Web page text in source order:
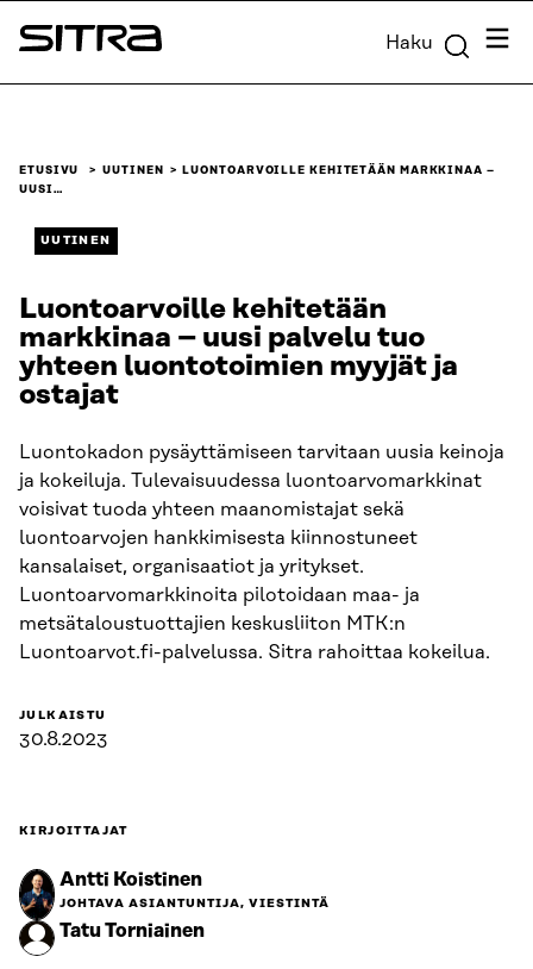
Siirry
suoraan
Sitra Haku
ETUSIVU UUTINEN
LUONTOARVOILLE KEHITETÄÄN MARKKINAA –
UUSI…
UUTINEN
Luontoarvoille kehitetään
markkinaa – uusi palvelu tuo
yhteen luontotoimien myyjät ja
ostajat
Luontokadon pysäyttämiseen tarvitaan uusia keinoja
ja kokeiluja. Tulevaisuudessa luontoarvomarkkinat
voisivat tuoda yhteen maanomistajat sekä
luontoarvojen hankkimisesta kiinnostuneet
kansalaiset, organisaatiot ja yritykset.
Luontoarvomarkkinoita pilotoidaan maa- ja
metsätaloustuottajien keskusliiton MTK:n
Luontoarvot.fi-palvelussa. Sitra rahoittaa kokeilua.
JULKAISTU
30.8.2023
KIRJOITTAJAT
Antti Koistinen
JOHTAVA ASIANTUNTIJA, VIESTINTÄ
Tatu Torniainen